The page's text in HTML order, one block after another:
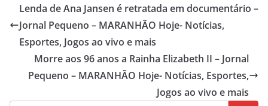
Lenda de Ana Jansen é retratada em documentário –
Jornal Pequeno – MARANHÃO Hoje- Notícias,
Esportes, Jogos ao vivo e mais
Morre aos 96 anos a Rainha Elizabeth II – Jornal
Pequeno – MARANHÃO Hoje- Notícias, Esportes,
Jogos ao vivo e mais